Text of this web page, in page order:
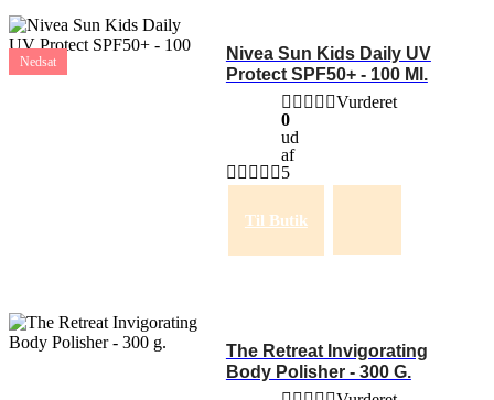
Nedsat
Nivea Sun Kids Daily UV
Protect SPF50+ - 100 Ml.
Vurderet
0
ud
af
5
Til Butik
The Retreat Invigorating
Body Polisher - 300 G.